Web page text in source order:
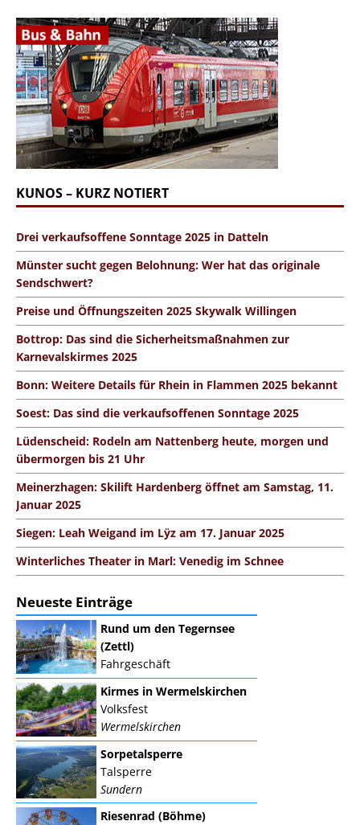
KUNOS – KURZ NOTIERT
Drei verkaufsoffene Sonntage 2025 in Datteln
Münster sucht gegen Belohnung: Wer hat das originale
Sendschwert?
Preise und Öffnungszeiten 2025 Skywalk Willingen
Bottrop: Das sind die Sicherheitsmaßnahmen zur
Karnevalskirmes 2025
Bonn: Weitere Details für Rhein in Flammen 2025 bekannt
Soest: Das sind die verkaufsoffenen Sonntage 2025
Lüdenscheid: Rodeln am Nattenberg heute, morgen und
übermorgen bis 21 Uhr
Meinerzhagen: Skilift Hardenberg öffnet am Samstag, 11.
Januar 2025
Siegen: Leah Weigand im Lÿz am 17. Januar 2025
Winterliches Theater in Marl: Venedig im Schnee
Neueste Einträge
Rund um den Tegernsee
(Zettl)
Fahrgeschäft
Kirmes in Wermelskirchen
Volksfest
Wermelskirchen
Sorpetalsperre
Talsperre
Sundern
Riesenrad (Böhme)